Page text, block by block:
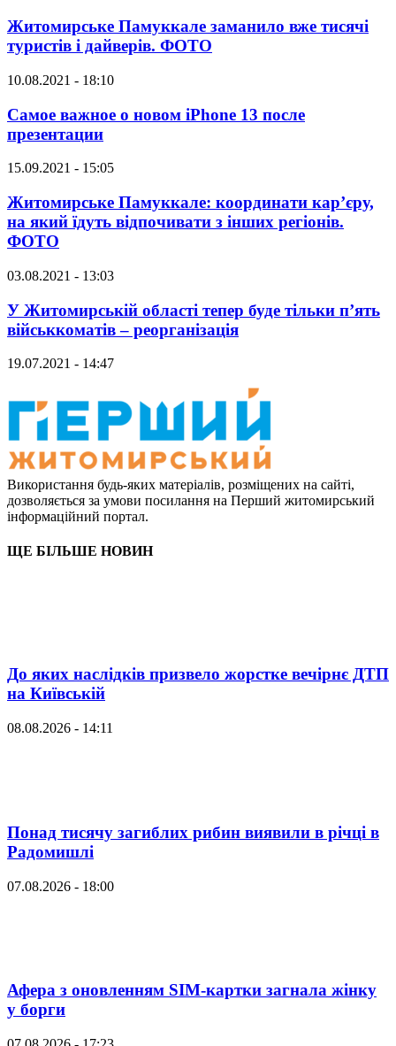
Житомирське Памуккале заманило вже тисячі
туристів і дайверів. ФОТО
10.08.2021 - 18:10
Самое важное о новом iPhone 13 после
презентации
15.09.2021 - 15:05
Житомирське Памуккале: координати кар’єру,
на який їдуть відпочивати з інших регіонів.
ФОТО
03.08.2021 - 13:03
У Житомирській області тепер буде тільки п’ять
військкоматів – реорганізація
19.07.2021 - 14:47
Використання будь-яких матеріалів, розміщених на сайті,
дозволяється за умови посилання на Перший житомирський
інформаційний портал.
ЩЕ БІЛЬШЕ НОВИН
До яких наслідків призвело жорстке вечірнє ДТП
на Київській
08.08.2026 - 14:11
Понад тисячу загиблих рибин виявили в річці в
Радомишлі
07.08.2026 - 18:00
Афера з оновленням SIM-картки загнала жінку
у борги